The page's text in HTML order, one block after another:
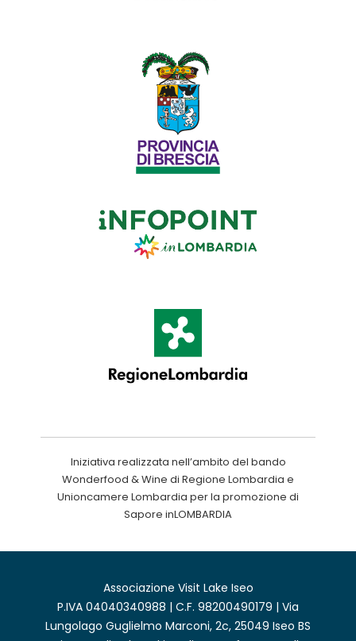
Iniziativa realizzata nell’ambito del bando
Wonderfood & Wine di Regione Lombardia e
Unioncamere Lombardia per la promozione di
Sapore inLOMBARDIA
Associazione Visit Lake Iseo
P.IVA 04040340988 | C.F. 98200490179 | Via
Lungolago Guglielmo Marconi, 2c, 25049 Iseo BS